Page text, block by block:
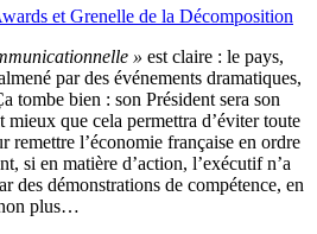
et Grenelle de la Décomposition
» est claire : le pays,
par des événements dramatiques,
tombe bien : son Président sera son
mieux que cela permettra d’éviter toute
remettre l’économie française en ordre
si en matière d’action, l’exécutif n’a
des démonstrations de compétence, en
plus…